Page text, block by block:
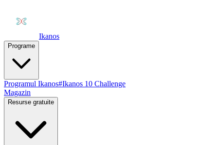
Ikanos
Programe
Programul Ikanos#Ikanos 10 Challenge
Magazin
Resurse gratuite